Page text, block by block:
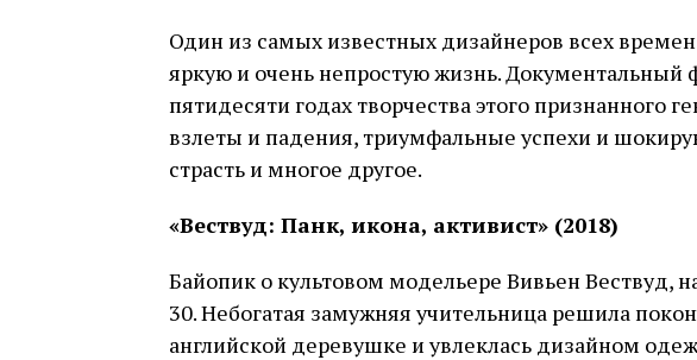
Один из самых известных дизайнеров всех
яркую и очень непростую жизнь. Документальный
пятидесяти годах творчества этого признанного
взлеты и падения, триумфальные успехи и
страсть и многое другое.
«Вествуд: Панк, икона, активист» (2018)
Байопик о культовом модельере Вивьен Вествуд,
30. Небогатая замужняя учительница решила
английской деревушке и увлеклась дизайном